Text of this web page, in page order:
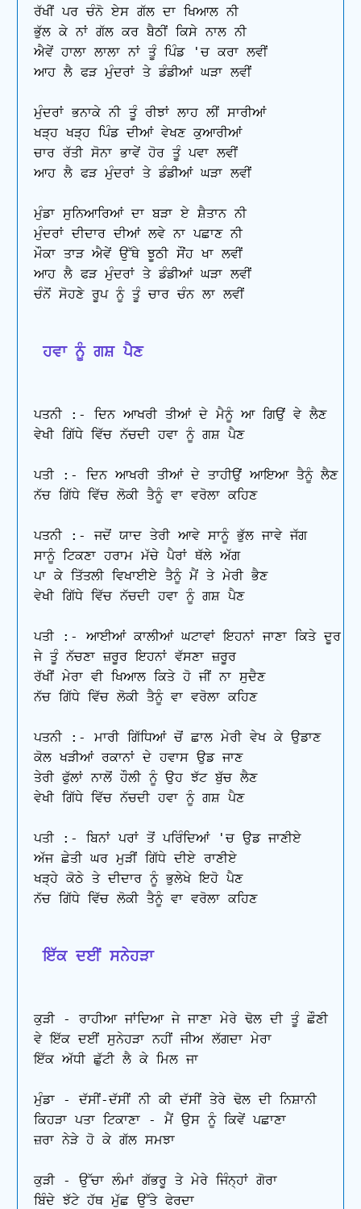
ਰੱਖੀਂ ਪਰ ਚੰਨੋ ਏਸ ਗੱਲ ਦਾ ਖਿਆਲ ਨੀ
ਭੁੱਲ ਕੇ ਨਾਂ ਗੱਲ ਕਰ ਬੈਠੀਂ ਕਿਸੇ ਨਾਲ ਨੀ
ਐਵੇਂ ਹਾਲਾ ਲਾਲਾ ਨਾਂ ਤੂੰ ਪਿੰਡ 'ਚ ਕਰਾ ਲਵੀਂ
ਆਹ ਲੈ ਫੜ ਮੁੰਦਰਾਂ ਤੇ ਡੰਡੀਆਂ ਘੜਾ ਲਵੀਂ
ਮੁੰਦਰਾਂ ਭਨਾਕੇ ਨੀ ਤੂੰ ਰੀਝਾਂ ਲਾਹ ਲੀਂ ਸਾਰੀਆਂ
ਖੜ੍ਹ ਖੜ੍ਹ ਪਿੰਡ ਦੀਆਂ ਵੇਖਣ ਕੁਆਰੀਆਂ
ਚਾਰ ਰੱਤੀ ਸੋਨਾ ਭਾਵੇਂ ਹੋਰ ਤੂੰ ਪਵਾ ਲਵੀਂ
ਆਹ ਲੈ ਫੜ ਮੁੰਦਰਾਂ ਤੇ ਡੰਡੀਆਂ ਘੜਾ ਲਵੀਂ
ਮੁੰਡਾ ਸੁਨਿਆਰਿਆਂ ਦਾ ਬੜਾ ਏ ਸ਼ੈਤਾਨ ਨੀ
ਮੁੰਦਰਾਂ ਦੀਦਾਰ ਦੀਆਂ ਲਵੇ ਨਾ ਪਛਾਣ ਨੀ
ਮੌਕਾ ਤਾੜ ਐਵੇਂ ਉੱਥੇ ਝੂਠੀ ਸੌਂਹ ਖਾ ਲਵੀਂ
ਆਹ ਲੈ ਫੜ ਮੁੰਦਰਾਂ ਤੇ ਡੰਡੀਆਂ ਘੜਾ ਲਵੀਂ
ਚੰਨੋਂ ਸੋਹਣੇ ਰੂਪ ਨੂੰ ਤੂੰ ਚਾਰ ਚੰਨ ਲਾ ਲਵੀਂ
ਹਵਾ ਨੂੰ ਗਸ਼ ਪੈਣ
ਪਤਨੀ :- ਦਿਨ ਆਖਰੀ ਤੀਆਂ ਦੇ ਮੈਨੂੰ ਆ ਗਿਉਂ ਵੇ ਲੈਣ
ਵੇਖੀ ਗਿੱਧੇ ਵਿੱਚ ਨੱਚਦੀ ਹਵਾ ਨੂੰ ਗਸ਼ ਪੈਣ
ਪਤੀ :- ਦਿਨ ਆਖਰੀ ਤੀਆਂ ਦੇ ਤਾਹੀਉਂ ਆਇਆ ਤੈਨੂੰ ਲੈਣ
ਨੱਚ ਗਿੱਧੇ ਵਿੱਚ ਲੋਕੀ ਤੈਨੂੰ ਵਾ ਵਰੋਲਾ ਕਹਿਣ
ਪਤਨੀ :- ਜਦੋਂ ਯਾਦ ਤੇਰੀ ਆਵੇ ਸਾਨੂੰ ਭੁੱਲ ਜਾਵੇ ਜੱਗ
ਸਾਨੂੰ ਟਿਕਣਾ ਹਰਾਮ ਮੱਚੇ ਪੈਰਾਂ ਥੱਲੇ ਅੱਗ
ਪਾ ਕੇ ਤਿੱਤਲੀ ਵਿਖਾਈਏ ਤੈਨੂੰ ਮੈਂ ਤੇ ਮੇਰੀ ਭੈਣ
ਵੇਖੀ ਗਿੱਧੇ ਵਿੱਚ ਨੱਚਦੀ ਹਵਾ ਨੂੰ ਗਸ਼ ਪੈਣ
ਪਤੀ :- ਆਈਆਂ ਕਾਲੀਆਂ ਘਟਾਵਾਂ ਇਹਨਾਂ ਜਾਣਾ ਕਿਤੇ ਦੂਰ
ਜੇ ਤੂੰ ਨੱਚਣਾ ਜ਼ਰੂਰ ਇਹਨਾਂ ਵੱਸਣਾ ਜ਼ਰੂਰ
ਰੱਖੀਂ ਮੇਰਾ ਵੀ ਖਿਆਲ ਕਿਤੇ ਹੋ ਜੀਂ ਨਾ ਸੁਦੈਣ
ਨੱਚ ਗਿੱਧੇ ਵਿੱਚ ਲੋਕੀ ਤੈਨੂੰ ਵਾ ਵਰੋਲਾ ਕਹਿਣ
ਪਤਨੀ :- ਮਾਰੀ ਗਿੱਧਿਆਂ ਚੋਂ ਛਾਲ ਮੇਰੀ ਵੇਖ ਕੇ ਉਡਾਣ
ਕੋਲ ਖੜੀਆਂ ਰਕਾਨਾਂ ਦੇ ਹਵਾਸ ਉਡ ਜਾਣ
ਤੇਰੀ ਫੁੱਲਾਂ ਨਾਲੋਂ ਹੌਲੀ ਨੂੰ ਉਹ ਝੱਟ ਬੁੱਚ ਲੈਣ
ਵੇਖੀ ਗਿੱਧੇ ਵਿੱਚ ਨੱਚਦੀ ਹਵਾ ਨੂੰ ਗਸ਼ ਪੈਣ
ਪਤੀ :- ਬਿਨਾਂ ਪਰਾਂ ਤੋਂ ਪਰਿੰਦਿਆਂ 'ਚ ਉਡ ਜਾਣੀਏ
ਅੱਜ ਛੇਤੀ ਘਰ ਮੁੜੀਂ ਗਿੱਧੇ ਦੀਏ ਰਾਣੀਏ
ਖੜ੍ਹੇ ਕੋਠੇ ਤੇ ਦੀਦਾਰ ਨੂੰ ਭੁਲੇਖੇ ਇਹੋ ਪੈਣ
ਨੱਚ ਗਿੱਧੇ ਵਿੱਚ ਲੋਕੀ ਤੈਨੂੰ ਵਾ ਵਰੋਲਾ ਕਹਿਣ
ਇੱਕ ਦਈਂ ਸਨੇਹੜਾ
ਕੁੜੀ - ਰਾਹੀਆ ਜਾਂਦਿਆ ਜੇ ਜਾਣਾ ਮੇਰੇ ਢੋਲ ਦੀ ਤੂੰ ਛੌਣੀ
ਵੇ ਇੱਕ ਦਈਂ ਸੁਨੇਹੜਾ ਨਹੀਂ ਜੀਅ ਲੱਗਦਾ ਮੇਰਾ
ਇੱਕ ਅੱਧੀ ਛੁੱਟੀ ਲੈ ਕੇ ਮਿਲ ਜਾ
ਮੁੰਡਾ - ਦੱਸੀਂ-ਦੱਸੀਂ ਨੀ ਕੀ ਦੱਸੀਂ ਤੇਰੇ ਢੋਲ ਦੀ ਨਿਸ਼ਾਨੀ
ਕਿਹੜਾ ਪਤਾ ਟਿਕਾਣਾ - ਮੈਂ ਉਸ ਨੂੰ ਕਿਵੇਂ ਪਛਾਣਾ
ਜ਼ਰਾ ਨੇੜੇ ਹੋ ਕੇ ਗੱਲ ਸਮਝਾ
ਕੁੜੀ - ਉੱਚਾ ਲੰਮਾਂ ਗੱਭਰੂ ਤੇ ਮੇਰੇ ਜਿੰਨ੍ਹਾਂ ਗੋਰਾ
ਬਿੰਦੇ ਝੱਟੇ ਹੱਥ ਮੁੱਛ ਉੱਤੇ ਫੇਰਦਾ